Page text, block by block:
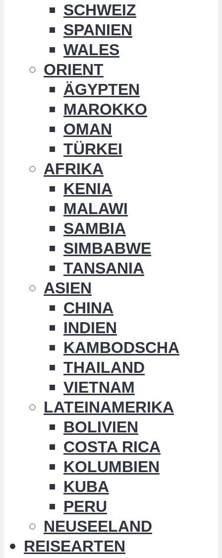
SCHWEIZ
SPANIEN
WALES
ORIENT
ÄGYPTEN
MAROKKO
OMAN
TÜRKEI
AFRIKA
KENIA
MALAWI
SAMBIA
SIMBABWE
TANSANIA
ASIEN
CHINA
INDIEN
KAMBODSCHA
THAILAND
VIETNAM
LATEINAMERIKA
BOLIVIEN
COSTA RICA
KOLUMBIEN
KUBA
PERU
NEUSEELAND
REISEARTEN